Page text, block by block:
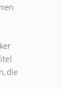
die